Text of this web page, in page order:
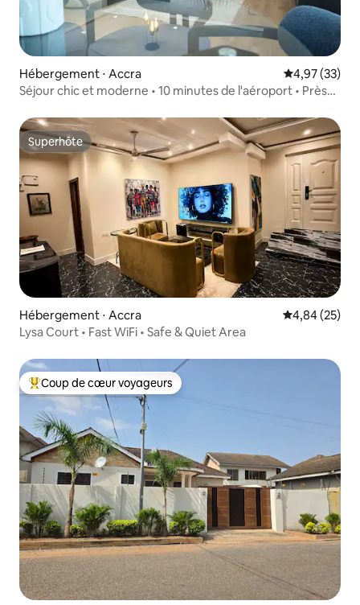
Hébergement ⋅ Accra Évaluation
4,97 (33)
Séjour chic et moderne • 10 minutes de l'aéroport • Près
Superhôte
Superhôte
Hébergement ⋅ Accra Évaluation
4,84 (25)
Lysa Court • Fast WiFi • Safe & Quiet Area
Coups de cœur voyageurs les plus appréciés
Coup de cœur voyageurs